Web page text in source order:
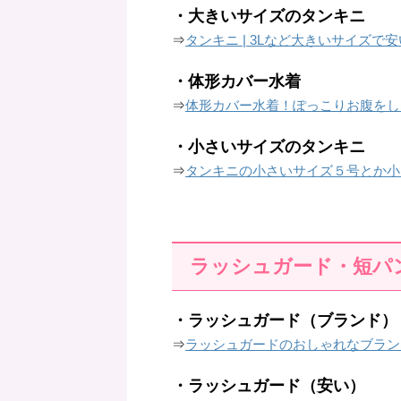
・大きいサイズのタンキニ
⇒タンキニ | 3Lなど大きいサイズで
・体形カバー水着
⇒体形カバー水着！ぽっこりお腹を
・小さいサイズのタンキニ
⇒タンキニの小さいサイズ５号とか
ラッシュガード・短パ
・ラッシュガード（ブランド）
⇒ラッシュガードのおしゃれなブラ
・ラッシュガード（安い）